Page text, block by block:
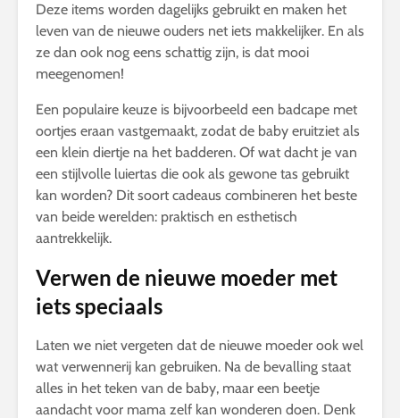
Deze items worden dagelijks gebruikt en maken het
leven van de nieuwe ouders net iets makkelijker. En als
ze dan ook nog eens schattig zijn, is dat mooi
meegenomen!
Een populaire keuze is bijvoorbeeld een badcape met
oortjes eraan vastgemaakt, zodat de baby eruitziet als
een klein diertje na het badderen. Of wat dacht je van
een stijlvolle luiertas die ook als gewone tas gebruikt
kan worden? Dit soort cadeaus combineren het beste
van beide werelden: praktisch en esthetisch
aantrekkelijk.
Verwen de nieuwe moeder met
iets speciaals
Laten we niet vergeten dat de nieuwe moeder ook wel
wat verwennerij kan gebruiken. Na de bevalling staat
alles in het teken van de baby, maar een beetje
aandacht voor mama zelf kan wonderen doen. Denk